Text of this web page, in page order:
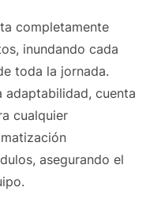
completamente
inundando cada
toda la jornada.
adaptabilidad, cuenta
cualquier
asegurando el